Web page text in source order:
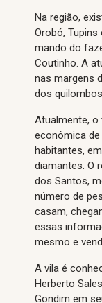
Na região,
Orobó, Tupins
mando do
Coutinho. A
nas margens
dos
Atualmente, o
econômica de
habitantes,
diamantes. O
dos Santos,
número de
casam,
essas
mesmo e
A vila é
Herberto
Gondim em